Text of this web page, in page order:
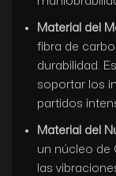
Material del
fibra de
durabilidad.
soportar los
partidos
Material del
un núcleo de
las